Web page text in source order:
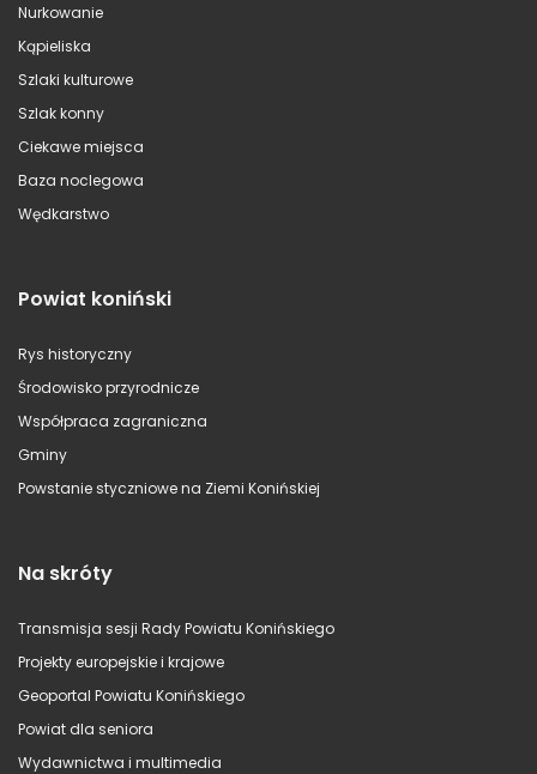
Nurkowanie
Kąpieliska
Szlaki kulturowe
Szlak konny
Ciekawe miejsca
Baza noclegowa
Wędkarstwo
Powiat koniński
Rys historyczny
Środowisko przyrodnicze
Współpraca zagraniczna
Gminy
Powstanie styczniowe na Ziemi Konińskiej
Na skróty
Transmisja sesji Rady Powiatu Konińskiego
Projekty europejskie i krajowe
Geoportal Powiatu Konińskiego
Powiat dla seniora
Wydawnictwa i multimedia